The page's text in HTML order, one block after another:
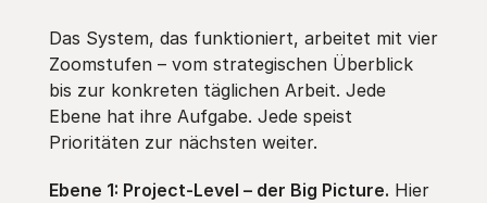
Das System, das funktioniert, arbeitet mit vier
Zoomstufen – vom strategischen Überblick
bis zur konkreten täglichen Arbeit. Jede
Ebene hat ihre Aufgabe. Jede speist
Prioritäten zur nächsten weiter.
Ebene 1: Project-Level – der Big Picture. Hier